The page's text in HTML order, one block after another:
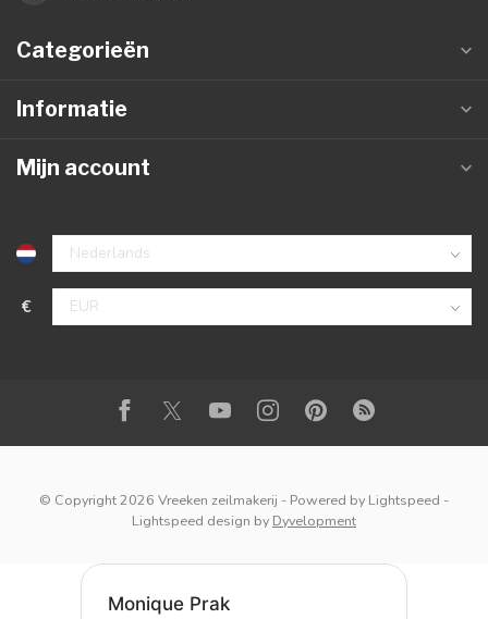
Categorieën
Informatie
Mijn account
€
© Copyright 2026 Vreeken zeilmakerij - Powered by Lightspeed -
Lightspeed design by Dyvelopment